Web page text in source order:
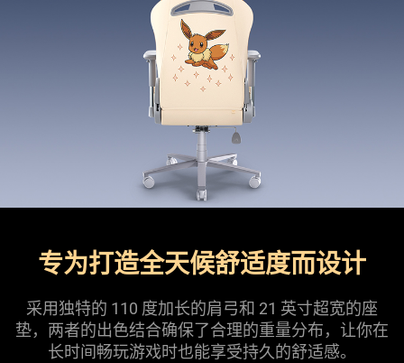
专为打造全天候舒适度而设计
采用独特的 110 度加长的肩弓和 21 英寸超宽的座
垫，两者的出色结合确保了合理的重量分布，让你在
长时间畅玩游戏时也能享受持久的舒适感。